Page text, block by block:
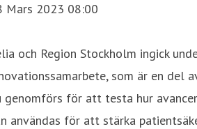
Mars 2023 08:00
och Region Stockholm ingick
som är en del
genomförs för att testa hur
användas för att stärka